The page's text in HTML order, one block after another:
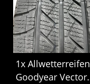
1x Allwetterreifen
Goodyear Vector